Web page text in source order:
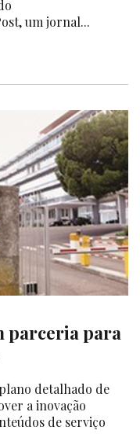
um jornal...
parceria para
detalhado de
a inovação
de serviço